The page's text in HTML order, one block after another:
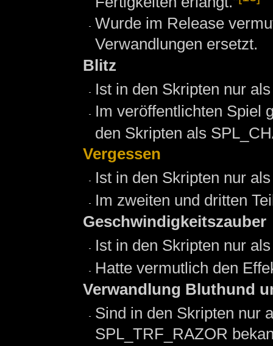
Wurde im Release
Verwandlungen ersetzt.
Blitz
Ist in den Skripten nur
Im veröffentlichten Spiel
den Skripten als
Vergessen
Ist in den Skripten nur
Im zweiten und dritten
Geschwindigkeitszauber
Ist in den Skripten nur
Hatte vermutlich den
Verwandlung Bluthund
Sind in den Skripten nur
SPL_TRF_RAZOR